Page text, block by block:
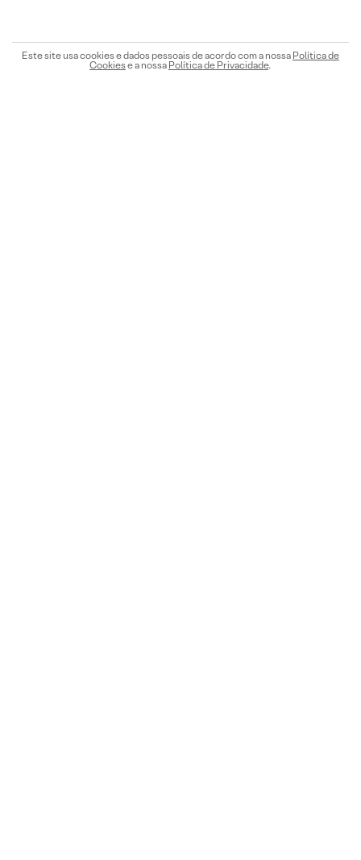
Este site usa cookies e dados pessoais de acordo com a nossa Política de
Cookiese a nossa Política de Privacidade.